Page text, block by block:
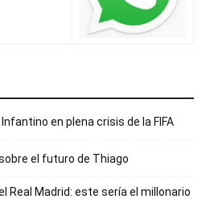
Infantino en plena crisis de la FIFA
el futuro de Thiago
Real Madrid: este sería el millonario